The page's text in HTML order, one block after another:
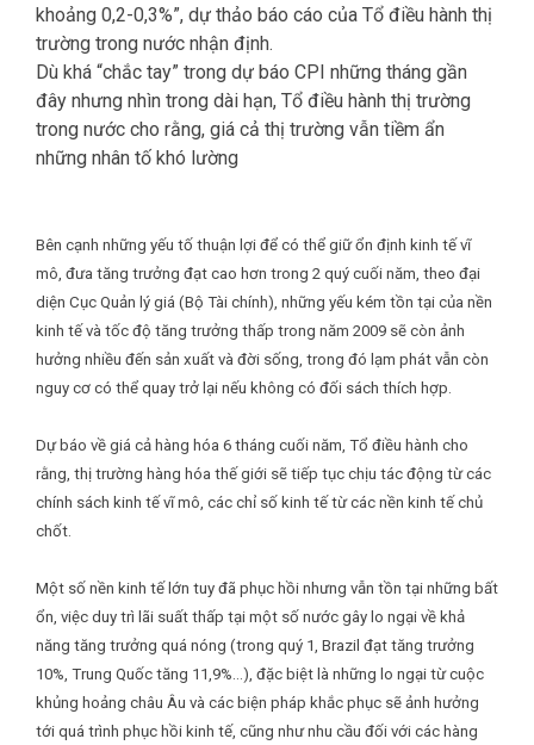
khoảng 0,2-0,3%”, dự thảo báo cáo của Tổ điều hành thị
trường trong nước nhận định.
Dù khá “chắc tay” trong dự báo CPI những tháng gần
đây nhưng nhìn trong dài hạn, Tổ điều hành thị trường
trong nước cho rằng, giá cả thị trường vẫn tiềm ẩn
những nhân tố khó lường
Bên cạnh những yếu tố thuận lợi để có thể giữ ổn định kinh tế vĩ
mô, đưa tăng trưởng đạt cao hơn trong 2 quý cuối năm, theo đại
diện Cục Quản lý giá (Bộ Tài chính), những yếu kém tồn tại của nền
kinh tế và tốc độ tăng trưởng thấp trong năm 2009 sẽ còn ảnh
hưởng nhiều đến sản xuất và đời sống, trong đó lạm phát vẫn còn
nguy cơ có thể quay trở lại nếu không có đối sách thích hợp.
Dự báo về giá cả hàng hóa 6 tháng cuối năm, Tổ điều hành cho
rằng, thị trường hàng hóa thế giới sẽ tiếp tục chịu tác động từ các
chính sách kinh tế vĩ mô, các chỉ số kinh tế từ các nền kinh tế chủ
chốt.
Một số nền kinh tế lớn tuy đã phục hồi nhưng vẫn tồn tại những bất
ổn, việc duy trì lãi suất thấp tại một số nước gây lo ngại về khả
năng tăng trưởng quá nóng (trong quý 1, Brazil đạt tăng trưởng
10%, Trung Quốc tăng 11,9%…), đặc biệt là những lo ngại từ cuộc
khủng hoảng châu Âu và các biện pháp khắc phục sẽ ảnh hưởng
tới quá trình phục hồi kinh tế, cũng như nhu cầu đối với các hàng